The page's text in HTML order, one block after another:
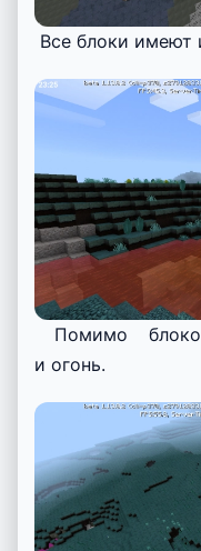
Все блоки имеют
Помимо
и огонь.